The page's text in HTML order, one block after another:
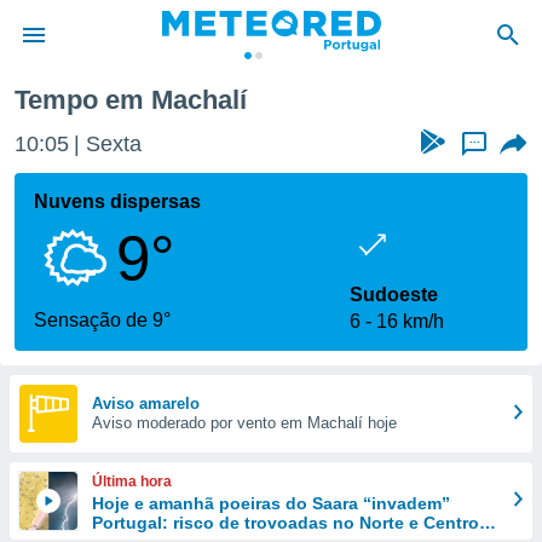
da
foi
fornecidas
a este
das
forma
digital
Tempo em Machalí
10:05 Sexta ...
Nuvens dispersas
9°
Sensação de 9°
Sudoeste
6
16 km/h
Aviso amarelo
Aviso moderado por vento em Machalí hoje
Última hora
Hoje e amanhã poeiras do Saara “invadem”
Portugal: risco de trovoadas no Norte e Centro